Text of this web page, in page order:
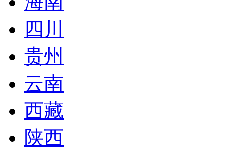
四川
贵州
云南
西藏
陕西